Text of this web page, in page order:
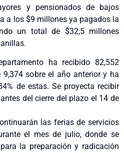
y pensionados de bajos
a los $9 millones ya pagados la
un total de $32,5 millones
ha recibido 82,552
sobre el año anterior y ha
de estas. Se proyecta recibir
del cierre del plazo el 14 de
las ferias de servicios
el mes de julio, donde se
la preparación y radicación